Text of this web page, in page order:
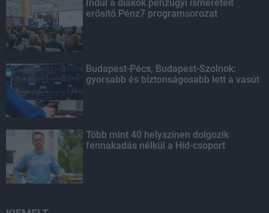
Indul a diákok pénzügyi ismereteit
erősítő Pénz7 programsorozat
Budapest-Pécs, Budapest-Szolnok:
gyorsabb és biztonságosabb lett a vasút
Több mint 40 helyszínen dolgozik
fennakadás nélkül a Híd-csoport